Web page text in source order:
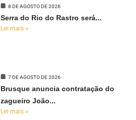
8 DE AGOSTO DE 2026
Serra do Rio do Rastro será...
Ler mais »
7 DE AGOSTO DE 2026
Brusque anuncia contratação do
zagueiro João...
Ler mais »